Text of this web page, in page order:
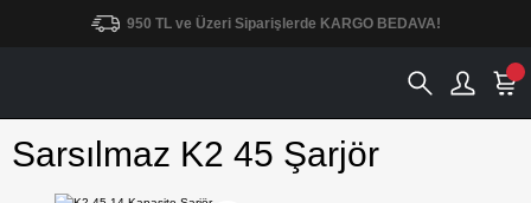
950 TL ve Üzeri Siparişlerde KARGO BEDAVA!
Sarsılmaz K2 45 Şarjör